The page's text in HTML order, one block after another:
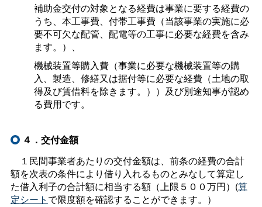
補助金交付の対象となる経費は事業に要する経費の
うち、本工事費、付帯工事費（当該事業の実施に必
要不可欠な配管、配電等の工事に必要な経費を含み
ます。）、
機械装置等購入費（事業に必要な機械装置等の購
入、製造、修繕又は据付等に必要な経費（土地の取
得及び賃借料を除きます。））及び別途知事が認め
る費用です。
４．交付金額
１民間事業者あたりの交付金額は、前条の経費の合計
額を次表の条件により借り入れるものとみなして算定し
た借入利子の合計額に相当する額（上限５００万円）(算
定シート で限度額を確認することができます。）